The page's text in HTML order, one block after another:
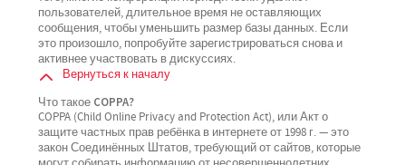
пользователей, длительное время не оставляющих
сообщения, чтобы уменьшить размер базы данных. Если
это произошло, попробуйте зарегистрироваться снова и
активнее участвовать в дискуссиях.
Вернуться к началу
Что такое COPPA?
COPPA (Child Online Privacy and Protection Act), или Акт о
защите частных прав ребёнка в интернете от 1998 г. — это
закон Соединённых Штатов, требующий от сайтов, которые